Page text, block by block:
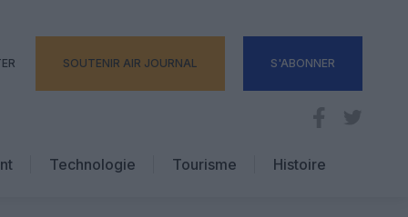
SOUTENIR AIR JOURNAL S'ABONNER
Technologie
Tourisme
Histoire